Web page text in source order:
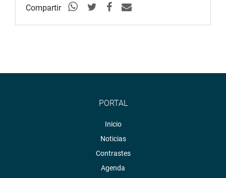
Compartir
PORTAL
Inicio
Noticias
Contrastes
Agenda